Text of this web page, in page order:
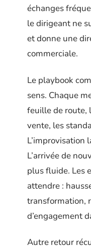
échanges
le dirigeant ne
et donne une
commerciale.
Le playbook
sens. Chaque
feuille de route,
vente, les
L’improvisation
L’arrivée de
plus fluide. Les
attendre :
transformation,
d’engagement
Autre retour